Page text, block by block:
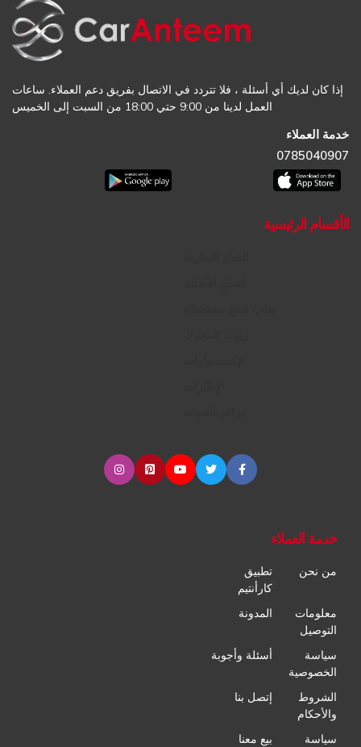
إذا كان لديك أي أسئلة ، فلا تتردد في الاتصال بفريق دعم العملاء. ساعات
العمل لدينا من 9:00 حتي 18:00 من السبت إلى الخميس
خدمة العملاء
0785040907
الأقسام الرئيسية
خدمة العملاء
من نحن
تطبيق
كارأنتيم
معلومات
التوصيل
المدونة
سياسة
الخصوصية
أسئلة وأجوبة
الشروط
والأحكام
إتصل بنا
سياسة بيع معنا